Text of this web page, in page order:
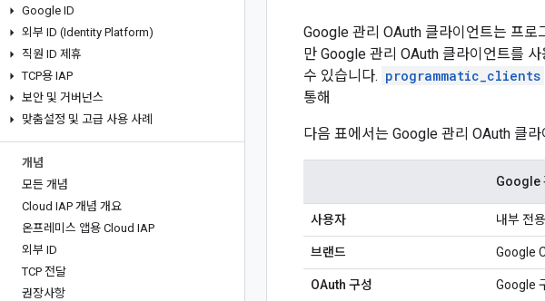
Google ID
외부 ID (Identity Platform)
직원 ID 제휴
TCP용 IAP
보안 및 거버넌스
맞춤설정 및 고급 사용 사례
개념
모든 개념
Cloud IAP 개념 개요
온프레미스 앱용 Cloud IAP
외부 ID
TCP 전달
권장사항
Google 관리 OAuth 클라이언트는 프로
만 Google 관리 OAuth 클라이언트를
수 있습니다. programmatic_clients
통해
다음 표에서는 Google 관리 OAuth 클
Google
사용자 내부 전용
브랜드 Google
OAuth 구성 Google